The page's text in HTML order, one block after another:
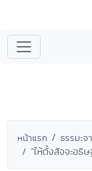
หน้าแรก ธรรมะ
"ให้ตั้งสัจจะอธิ